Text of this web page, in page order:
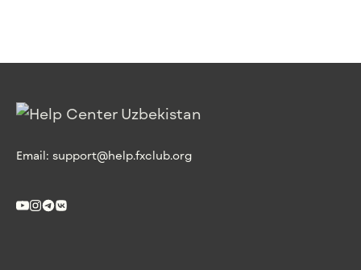
Email: support@help.fxclub.org